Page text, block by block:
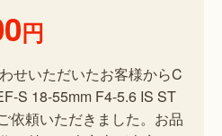
円
せいただいたお客様からC
S 18-55mm F4-5.6 IS ST
依頼いただきました。お品